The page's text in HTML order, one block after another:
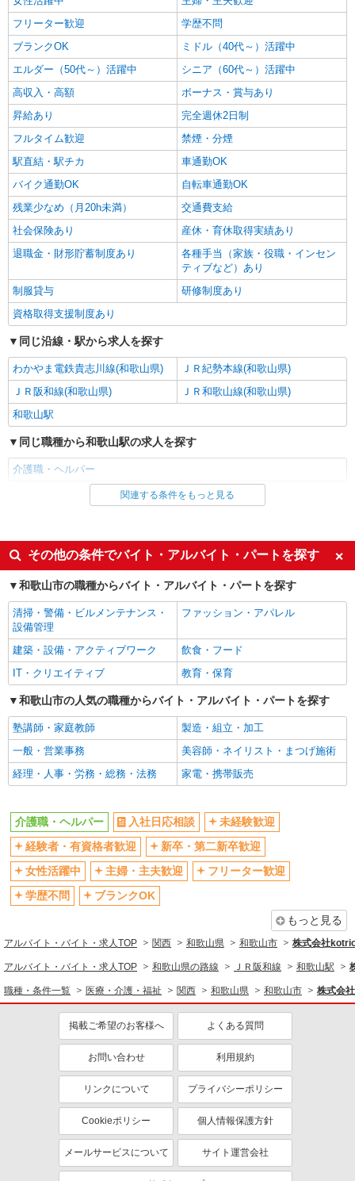
毎日通うのが楽しみになる＊ホテルのような美
しいサ高住のSTAFF
時給1550円〜2187円 ＜日払い有/週払い有/交
通費全支給(ガソリン代含む)＞
和歌山市＊車OK＊来社不要
詳細を見る
フリーター歓迎
学歴不問
ブランクOK
ミドル（40代～）活躍中
エルダー（50代～）活躍中
シニア（60代～）活躍中
高収入・高額
ボーナス・賞与あり
昇給あり
完全週休2日制
フルタイム歓迎
禁煙・分煙
駅直結・駅チカ
車通勤OK
バイク通勤OK
自転車通勤OK
残業少なめ（月20h未満）
交通費支給
社会保険あり
産休・育休取得実績あり
退職金・財形貯蓄制度あり
各種手当（家族・役職・インセン
ティブなど）あり
制服貸与
研修制度あり
資格取得支援制度あり
同じ沿線・駅から求人を探す
わかやま電鉄貴志川線(和歌山県)
ＪＲ紀勢本線(和歌山県)
ＪＲ阪和線(和歌山県)
ＪＲ和歌山線(和歌山県)
和歌山駅
同じ職種から和歌山駅の求人を探す
介護職・ヘルパー
同じ雇用形態から和歌山駅の求人を探す
同じ特徴から和歌山駅の求人を探す
入社日応相談
未経験歓迎
経験者・有資格者歓迎
新卒・第二新卒歓迎
女性活躍中
フリーター歓迎
学歴不問
ブランクOK
ミドル（40代～）活躍中
エルダー（50代～）活躍中
シニア（60代～）活躍中
高収入・高額
ボーナス・賞与あり
昇給あり
完全週休2日制
フルタイム歓迎
禁煙・分煙
駅直結・駅チカ
車通勤OK
残業少なめ（月20h未満）
交通費支給
社会保険あり
産休・育休取得実績あり
退職金・財形貯蓄制度あり
各種手当（家族・役職・インセン
資格取得支援制度あり
同じ職種から求人を探す
医療・介護・福祉
介護職・ヘルパー
同じ特徴から求人を探す
未経験歓迎
ミドル（40代～）活躍中
ボーナス・賞与あり
車通勤OK
社会保険あり
産休・育休取得実績あり
関連する条件をもっと見る
その他の条件でバイト・アルバイト・パートを探す
和歌山市の職種からバイト・アルバイト・パートを探す
清掃・警備・ビルメンテナンス・
設備管理
ファッション・アパレル
建築・設備・アクティブワーク
飲食・フード
IT・クリエイティブ
教育・保育
和歌山市の人気の職種からバイト・アルバイト・パートを探す
塾講師・家庭教師
製造・組立・加工
一般・営業事務
美容師・ネイリスト・まつげ施術
経理・人事・労務・総務・法務
家電・携帯販売
介護職・ヘルパー 入社日応相談
未経験歓迎
経験者・有資格者歓迎
新卒・第二新卒歓迎
女性活躍中
主婦・主夫歓迎
フリーター歓迎
学歴不問
ブランクOK
もっと見る
アルバイト・バイト・求人TOP 関西 和歌山県 和歌山市 株式会社
アルバイト・バイト・求人TOP 和歌山県の路線 ＪＲ阪和線 和歌山駅
職種・条件一覧 医療・介護・福祉 関西 和歌山県 和歌山市 株式会
掲載ご希望のお客様へ よくある質問
お問い合わせ 利用規約
リンクについて プライバシーポリシー
Cookieポリシー 個人情報保護方針
メールサービスについて サイト運営会社